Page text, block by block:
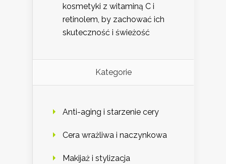
kosmetyki z witaminą C i
retinolem, by zachować ich
skuteczność i świeżość
Kategorie
Anti-aging i starzenie cery
Cera wrażliwa i naczynkowa
Makijaż i stylizacja